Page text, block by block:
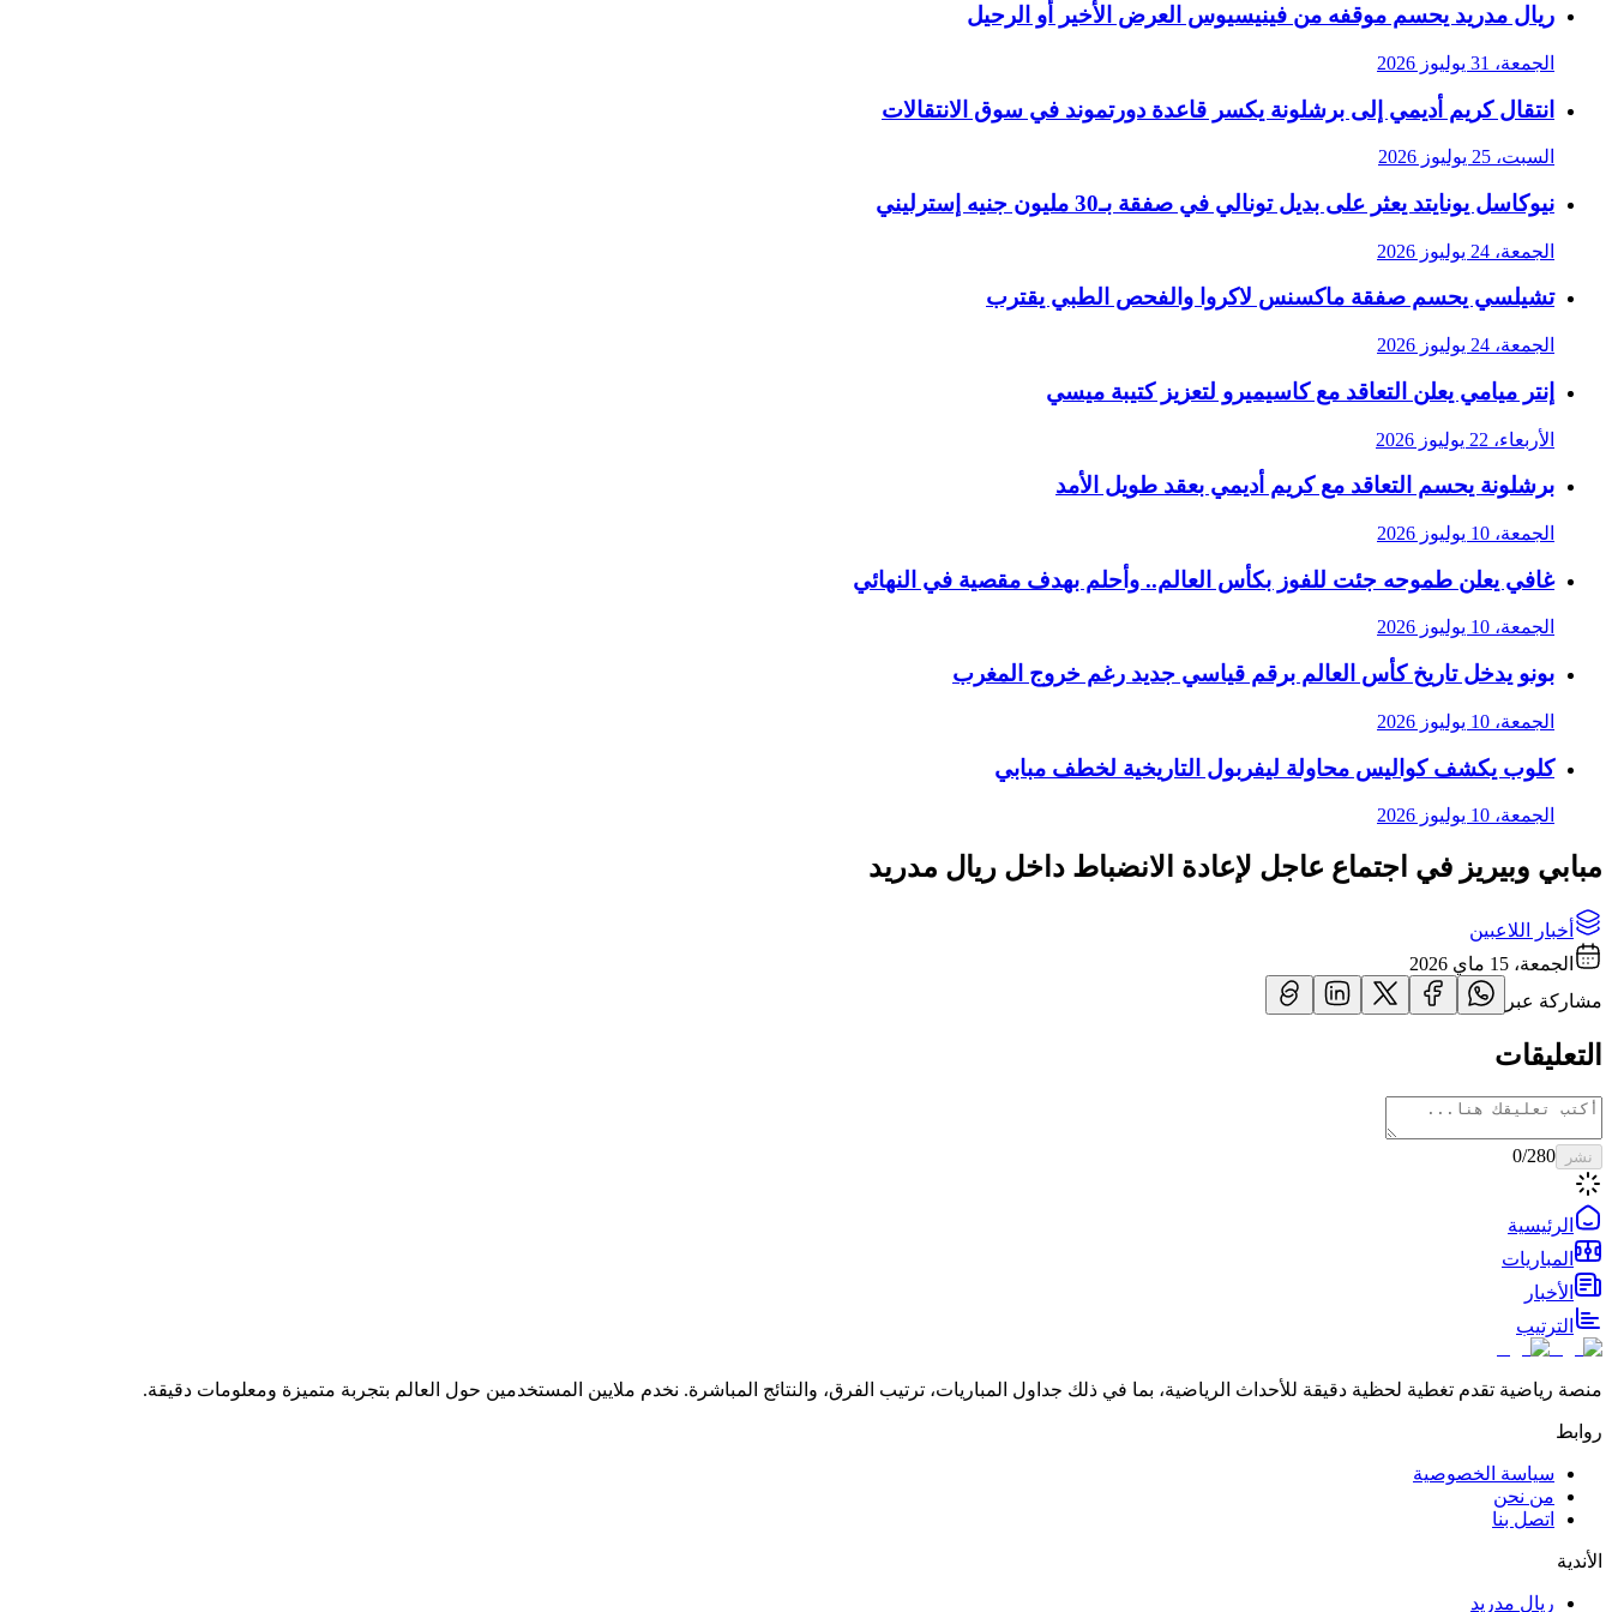
ريال مدريد يحسم موقفه من فينيسيوس العرض الأخير أو الرحيل
الجمعة، 31 يوليوز 2026
انتقال كريم أديمي إلى برشلونة يكسر قاعدة دورتموند في سوق الانتقالات
السبت، 25 يوليوز 2026
نيوكاسل يونايتد يعثر على بديل تونالي في صفقة بـ30 مليون جنيه إسترليني
الجمعة، 24 يوليوز 2026
تشيلسي يحسم صفقة ماكسنس لاكروا والفحص الطبي يقترب
الجمعة، 24 يوليوز 2026
إنتر ميامي يعلن التعاقد مع كاسيميرو لتعزيز كتيبة ميسي
الأربعاء، 22 يوليوز 2026
برشلونة يحسم التعاقد مع كريم أديمي بعقد طويل الأمد
الجمعة، 10 يوليوز 2026
غافي يعلن طموحه جئت للفوز بكأس العالم.. وأحلم بهدف مقصية في النهائي
الجمعة، 10 يوليوز 2026
بونو يدخل تاريخ كأس العالم برقم قياسي جديد رغم خروج المغرب
الجمعة، 10 يوليوز 2026
كلوب يكشف كواليس محاولة ليفربول التاريخية لخطف مبابي
الجمعة، 10 يوليوز 2026
مبابي وبيريز في اجتماع عاجل لإعادة الانضباط داخل ريال مدريد
أخبار اللاعبين
الجمعة، 15 ماي 2026
مشاركة عبر
التعليقات
نشر 0/280
الرئيسية
المباريات
الأخبار
الترتيب
منصة رياضية تقدم تغطية لحظية دقيقة للأحداث الرياضية، بما في ذلك جداول المباريات، ترتيب الفرق، والنتائج المباشرة. نخدم ملايين المستخدمين حول العالم بتجربة متميزة ومعلومات دقيقة.
روابط
سياسة الخصوصية
من نحن
اتصل بنا
الأندية
ريال مدريد